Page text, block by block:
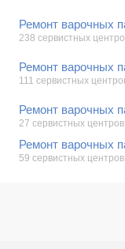
Ремонт варочных
238 сервистных
Ремонт варочных
111 сервистных
Ремонт варочных
27 сервистных
Ремонт варочных
59 сервистных